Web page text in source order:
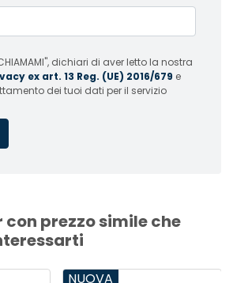
dichiari di aver letto la nostra
ex art. 13 Reg. (UE) 2016/679 e
dei tuoi dati per il servizio
prezzo simile che
NUOVA